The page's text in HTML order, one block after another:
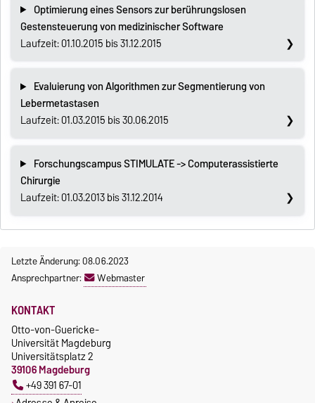
Optimierung eines Sensors zur berührungslosen
Gestensteuerung von medizinischer Software
Laufzeit: 01.10.2015 bis 31.12.2015
Evaluierung von Algorithmen zur Segmentierung von
Lebermetastasen
Laufzeit: 01.03.2015 bis 30.06.2015
Forschungscampus STIMULATE -> Computerassistierte
Chirurgie
Laufzeit: 01.03.2013 bis 31.12.2014
Letzte Änderung: 08.06.2023
Ansprechpartner:
Webmaster
KONTAKT
Otto-von-Guericke-
Universität Magdeburg
Universitätsplatz 2
39106 Magdeburg
+49 391 67-01